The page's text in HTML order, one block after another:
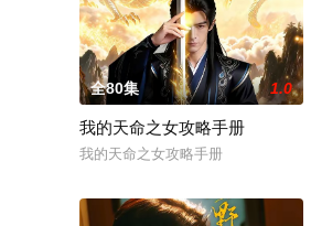
全80集 1.0
我的天命之女攻略手册
我的天命之女攻略手册